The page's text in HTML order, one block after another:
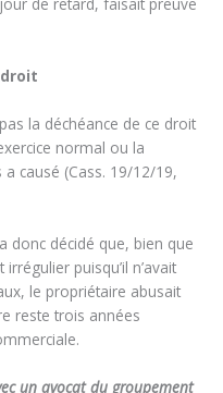
de retard, faisait preuve
droit
la déchéance de ce droit
normal ou la
causé (Cass. 19/12/19,
donc décidé que, bien que
puisqu’il n’avait
le propriétaire abusait
reste trois années
un avocat du groupement